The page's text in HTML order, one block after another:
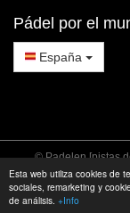
Esta web utiliza cookies de
sociales, remarketing y
de análisis. +Info
Pádel por el
España
© Padelen [pistas